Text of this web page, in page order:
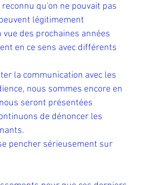
qu'on ne pouvait pas
légitimement
des prochaines années
en ce sens avec différents
la communication avec les
nous sommes encore en
seront présentées
de dénoncer les
pencher sérieusement sur